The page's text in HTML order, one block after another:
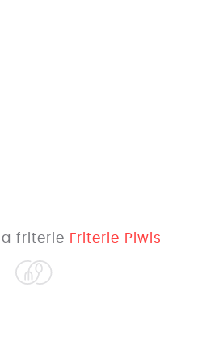
friterie Friterie Piwis